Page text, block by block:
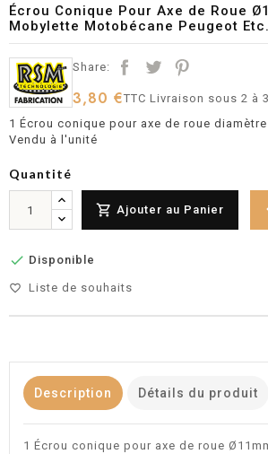
Écrou Conique Pour Axe de Roue
Mobylette Motobécane Peugeot
Share:
3,80 €TTCLivraison sous 2 à
1 Écrou conique pour axe de roue diamètre
Vendu à l'unité
Quantité
 Ajouter au Panier
 Disponible
favorite_border Liste de souhaits
Description Détails du produit
1 Écrou conique pour axe de roue